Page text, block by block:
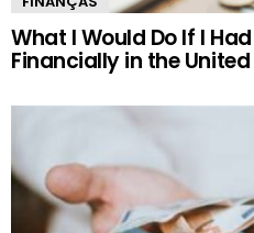
What I Would Do If I
Financially in the